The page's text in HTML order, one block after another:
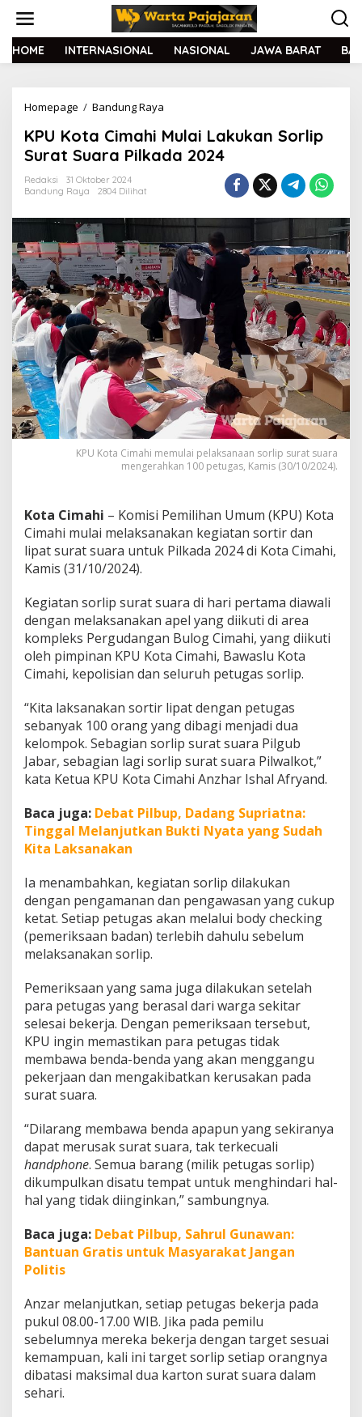
t
HOME INTERNASIONAL NASIONAL JAWA BARAT
Homepage / Bandung Raya
U
K
o
i
a
h
i
M
u
l
a
i
L
a
k
u
k
n
S
l
i
p
S
a
t
u
a
r
P
l
k
a
d
0
2
KPU Kota Cimahi Mulai Lakukan Sorlip
Surat Suara Pilkada 2024
Redaksi
31 Oktober 2024
Bandung Raya
2804 Dilihat
KPU Kota Cimahi memulai pelaksanaan sorlip surat suara
mengerahkan 100 petugas, Kamis (30/10/2024).
Kota Cimahi – Komisi Pemilihan Umum (KPU) Kota
Cimahi mulai melaksanakan kegiatan sortir dan
lipat surat suara untuk Pilkada 2024 di Kota Cimahi,
Kamis (31/10/2024).
Kegiatan sorlip surat suara di hari pertama diawali
dengan melaksanakan apel yang diikuti di area
kompleks Pergudangan Bulog Cimahi, yang diikuti
oleh pimpinan KPU Kota Cimahi, Bawaslu Kota
Cimahi, kepolisian dan seluruh petugas sorlip.
“Kita laksanakan sortir lipat dengan petugas
sebanyak 100 orang yang dibagi menjadi dua
kelompok. Sebagian sorlip surat suara Pilgub
Jabar, sebagian lagi sorlip surat suara Pilwalkot,”
kata Ketua KPU Kota Cimahi Anzhar Ishal Afryand.
Baca juga: Debat Pilbup, Dadang Supriatna:
Tinggal Melanjutkan Bukti Nyata yang Sudah
Kita Laksanakan
Ia menambahkan, kegiatan sorlip dilakukan
dengan pengamanan dan pengawasan yang cukup
ketat. Setiap petugas akan melalui body checking
(pemeriksaan badan) terlebih dahulu sebelum
melaksanakan sorlip.
Pemeriksaan yang sama juga dilakukan setelah
para petugas yang berasal dari warga sekitar
selesai bekerja. Dengan pemeriksaan tersebut,
KPU ingin memastikan para petugas tidak
membawa benda-benda yang akan menggangu
pekerjaan dan mengakibatkan kerusakan pada
surat suara.
“Dilarang membawa benda apapun yang sekiranya
dapat merusak surat suara, tak terkecuali
handphone. Semua barang (milik petugas sorlip)
dikumpulkan disatu tempat untuk menghindari hal-
hal yang tidak diinginkan,” sambungnya.
Baca juga: Debat Pilbup, Sahrul Gunawan:
Bantuan Gratis untuk Masyarakat Jangan
Politis
Anzar melanjutkan, setiap petugas bekerja pada
pukul 08.00-17.00 WIB. Jika pada pemilu
sebelumnya mereka bekerja dengan target sesuai
kemampuan, kali ini target sorlip setiap orangnya
dibatasi maksimal dua karton surat suara dalam
sehari.